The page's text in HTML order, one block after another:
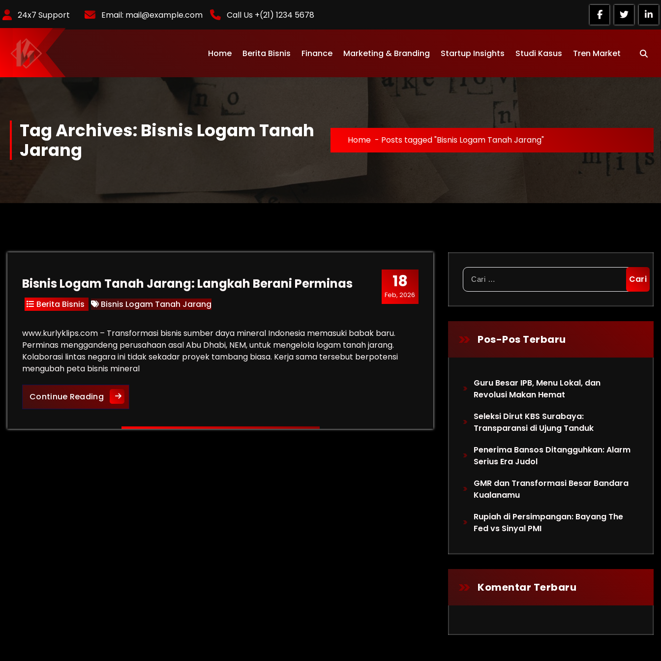
to
Content
24x7 Support Email: mail@example.com Call Us +(21) 1234 5678
KurlyKlips menyajikan informasi bisnis terbaru, strategi usaha,
Home Berita Bisnis Finance Marketing & Branding Startup Insights Studi Kasus Tren Market
Tag Archives: Bisnis Logam Tanah
Jarang
Home - Posts tagged "Bisnis Logam Tanah Jarang"
18
Feb, 2026
Bisnis Logam Tanah Jarang: Langkah Berani Perminas
Berita Bisnis Bisnis Logam Tanah Jarang
www.kurlyklips.com – Transformasi bisnis sumber daya mineral Indonesia memasuki babak baru.
Perminas menggandeng perusahaan asal Abu Dhabi, NEM, untuk mengelola logam tanah jarang.
Kolaborasi lintas negara ini tidak sekadar proyek tambang biasa. Kerja sama tersebut berpotensi
mengubah peta bisnis mineral
Continue ReadingBisnis Logam Tanah Jarang: Langkah Berani Perminas
Cari
untuk:
Pos-Pos Terbaru
Guru Besar IPB, Menu Lokal, dan
Revolusi Makan Hemat
Seleksi Dirut KBS Surabaya:
Transparansi di Ujung Tanduk
Penerima Bansos Ditangguhkan: Alarm
Serius Era Judol
GMR dan Transformasi Besar Bandara
Kualanamu
Rupiah di Persimpangan: Bayang The
Fed vs Sinyal PMI
Komentar Terbaru